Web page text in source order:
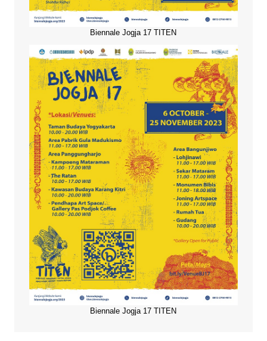
Biennale Jogja 17 TITEN
Biennale Jogja 17 TITEN